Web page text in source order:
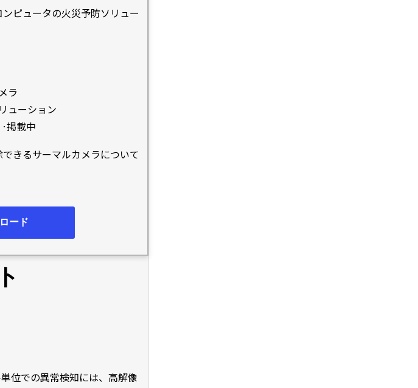
ピュータの火災予防ソリュー
ラ
ューション
掲載中
きるサーマルカメラについて
ード
位での異常検知には、高解像